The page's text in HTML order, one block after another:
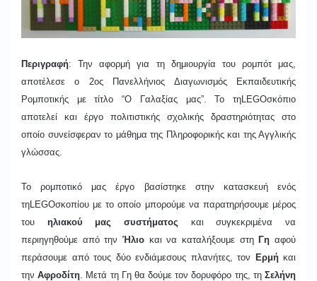
Περιγραφή: Την αφορμή για τη δημιουργία του ρομπότ μας,
αποτέλεσε ο 2ος Πανελλήνιος Διαγωνισμός Εκπαιδευτικής
Ρομποτικής με τίτλο “Ο Γαλαξίας μας”. Το τη LEGOσκόπιο
αποτελεί και έργο πολιτιστικής σχολικής δραστηριότητας στο
οποίο συνείσφεραν το μάθημα της Πληροφορικής και της Αγγλικής
γλώσσας.
Το ρομποτικό μας έργο βασίστηκε στην κατασκευή ενός
τηLEGOσκοπίου με το οποίο μπορούμε να παρατηρήσουμε μέρος
του ηλιακού μας συστήματος και συγκεκριμένα να
περιηγηθούμε από την Ήλιο και να καταλήξουμε στη Γη αφού
περάσουμε από τους δύο ενδιάμεσους πλανήτες, τον
Ερμήκαι
τηνΑφροδίτη . Μετά τη Γη θα δούμε τον δορυφόρο της, τηΣελήνη